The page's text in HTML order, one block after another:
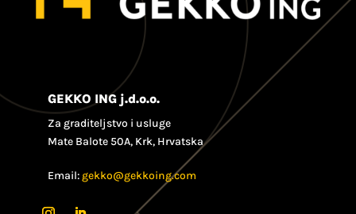
GEKKO ING j.d.o.o.
Za graditeljstvo i usluge
Mate Balote 50A, Krk, Hrvatska
Email:gekko@gekkoing.com